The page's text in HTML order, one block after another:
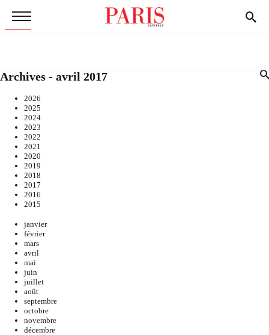
Archives - avril 2017
2026
2025
2024
2023
2022
2021
2020
2019
2018
2017
2016
2015
janvier
février
mars
avril
mai
juin
juillet
août
septembre
octobre
novembre
décembre